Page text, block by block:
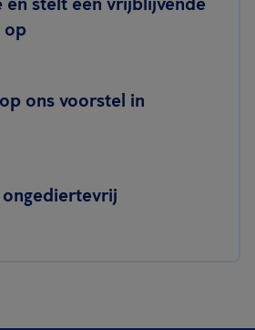
op
ons voorstel in